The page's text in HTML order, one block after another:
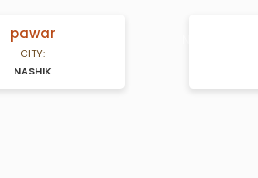
pawar
CITY:
NASHIK